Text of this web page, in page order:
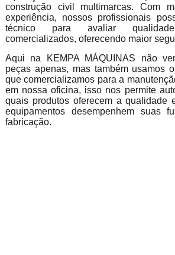
construção civil multimarcas. Com
experiência, nossos profissionais
técnico para avaliar
comercializados, oferecendo maior
Aqui na KEMPA MÁQUINAS não
peças apenas, mas também usamos
que comercializamos para a
em nossa oficina, isso nos permite
quais produtos oferecem a qualidade
equipamentos desempenhem suas
fabricação.